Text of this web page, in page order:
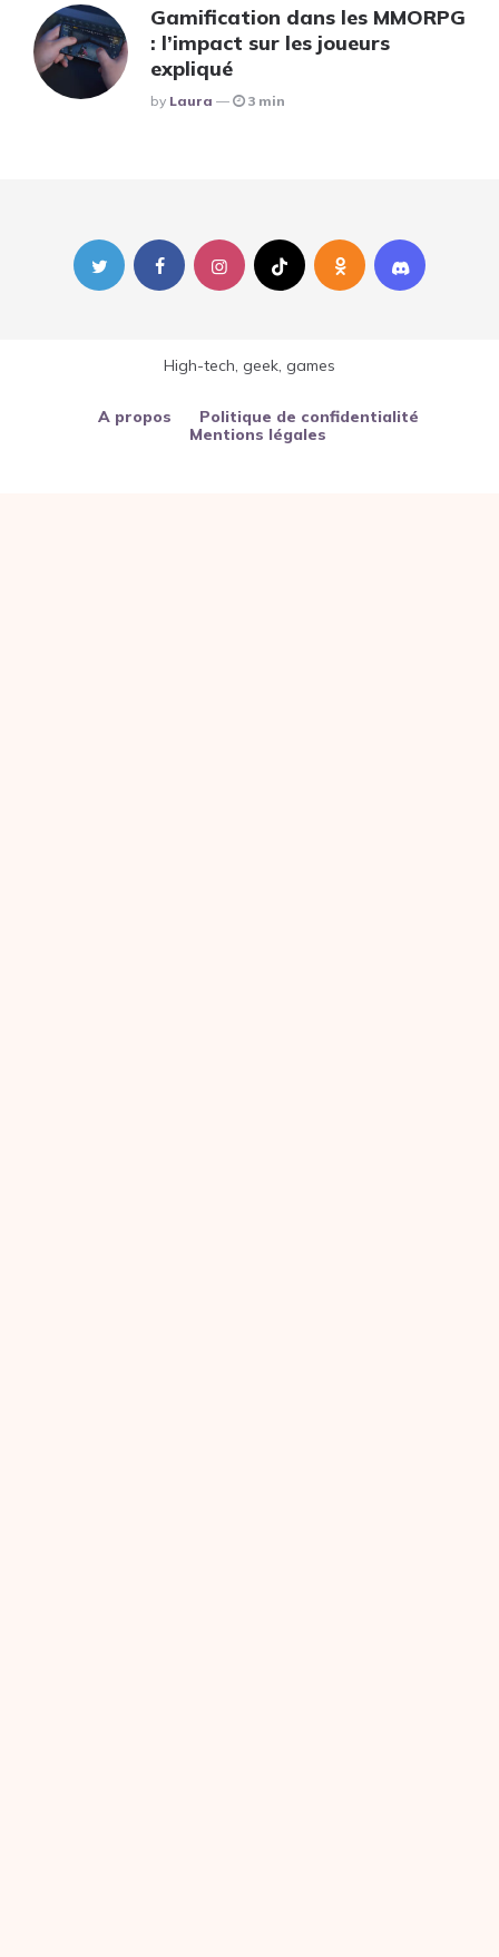
Gamification dans les MMORPG
: l’impact sur les joueurs
expliqué
Posted
By Laura 3 min
High-tech, geek, games
A propos
Politique de confidentialité
Mentions légales